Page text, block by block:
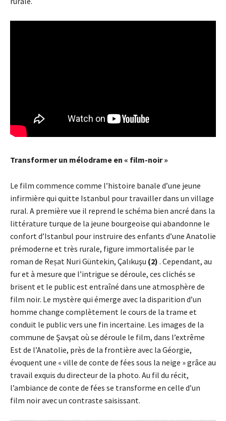
Transformer un mélodrame en « film-noir »
Le film commence comme l’histoire banale d’une jeune
infirmière qui quitte Istanbul pour travailler dans un village
rural. A première vue il reprend le schéma bien ancré dans la
littérature turque de la jeune bourgeoise qui abandonne le
confort d’Istanbul pour instruire des enfants d’une Anatolie
prémoderne et très rurale, figure immortalisée par le
roman de Reṣat Nuri Güntekin, Çalıkuşu (2) . Cependant, au
fur et à mesure que l’intrigue se déroule, ces clichés se
brisent et le public est entraîné dans une atmosphère de
film noir. Le mystère qui émerge avec la disparition d’un
homme change complètement le cours de la trame et
conduit le public vers une fin incertaine. Les images de la
commune de Şavşat où se déroule le film, dans l’extrême
Est de l’Anatolie, près de la frontière avec la Géorgie,
évoquent une « ville de conte de fées sous la neige » grâce au
travail exquis du directeur de la photo. Au fil du récit,
l’ambiance de conte de fées se transforme en celle d’un
film noir avec un contraste saisissant.